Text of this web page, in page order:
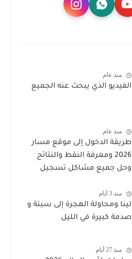
منذ عام
الفيديو الذي يبحث عنه الجميع
منذ عام
طريقة الدخول إلى موقع مسار
2026 ومعرفة النقط والنتائج
وحل جميع مشاكل تسجيل
منذ 3 أيام
لينا ومحاولة الهجرة إلى سبتة و
صدمة كبيرة في الليل
منذ 27 أيام